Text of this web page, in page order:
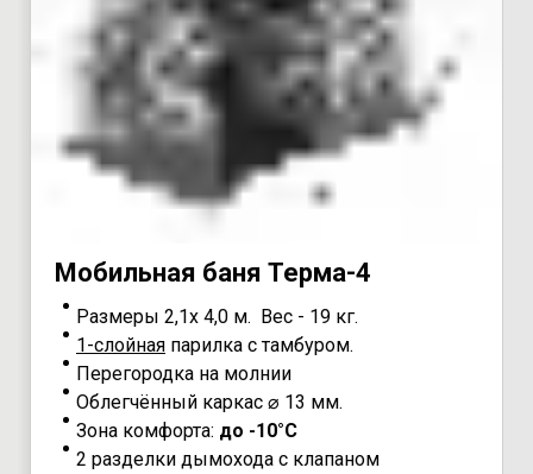
Мoбильная бaня Teрма-4
Размеры 2,1х 4,0 м. Вес - 19 кг.
1-слойная парилка с тамбуром.
Перегородка на молнии
Облегчённый каркас ⌀ 13 мм.
Зона комфорта: до -10°С
2 разделки дымохода с клапаном